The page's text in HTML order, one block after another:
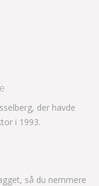
der havde
i 1993.
så du nemmere